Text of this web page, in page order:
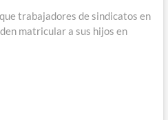
trabajadores de sindicatos en
matricular a sus hijos en